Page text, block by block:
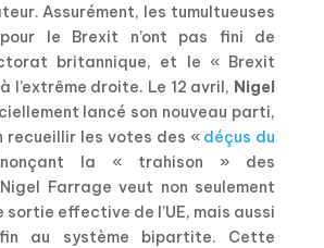
Assurément, les tumultueuses
le Brexit n’ont pas fini de
britannique, et le « Brexit
l’extrême droite. Le 12 avril, Nigel
lancé son nouveau parti,
recueillir les votes des « déçus du
la « trahison » des
Farrage veut non seulement
sortie effective de l’UE, mais aussi
au système bipartite. Cette